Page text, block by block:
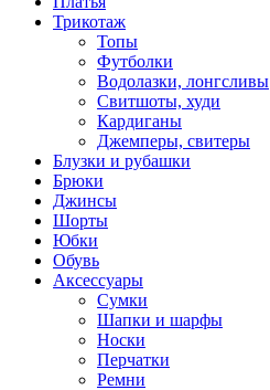
Трикотаж
Топы
Футболки
Водолазки, лонгсливы
Свитшоты, худи
Кардиганы
Джемперы, свитеры
Блузки и рубашки
Брюки
Джинсы
Шорты
Юбки
Обувь
Аксессуары
Сумки
Шапки и шарфы
Носки
Перчатки
Ремни